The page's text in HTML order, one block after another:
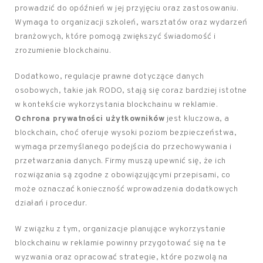
prowadzić do opóźnień w jej przyjęciu oraz zastosowaniu.
Wymaga to organizacji szkoleń, warsztatów oraz wydarzeń
branżowych, które pomogą zwiększyć świadomość i
zrozumienie blockchainu.
Dodatkowo, regulacje prawne dotyczące danych
osobowych, takie jak RODO, stają się coraz bardziej istotne
w kontekście wykorzystania blockchainu w reklamie.
Ochrona prywatności użytkowników jest kluczowa, a
blockchain, choć oferuje wysoki poziom bezpieczeństwa,
wymaga przemyślanego podejścia do przechowywania i
przetwarzania danych. Firmy muszą upewnić się, że ich
rozwiązania są zgodne z obowiązującymi przepisami, co
może oznaczać konieczność wprowadzenia dodatkowych
działań i procedur.
W związku z tym, organizacje planujące wykorzystanie
blockchainu w reklamie powinny przygotować się na te
wyzwania oraz opracować strategie, które pozwolą na